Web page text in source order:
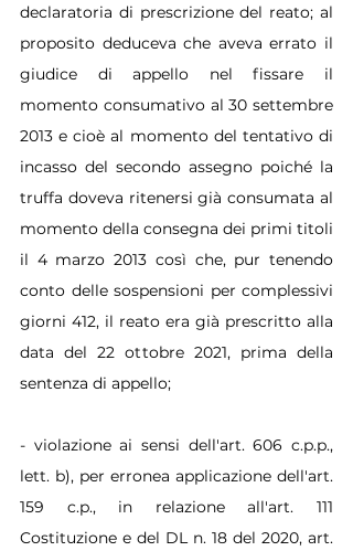
declaratoria di prescrizione del reato; al
proposito deduceva che aveva errato il
giudice di appello nel fissare il
momento consumativo al 30 settembre
2013 e cioè al momento del tentativo di
incasso del secondo assegno poiché la
truffa doveva ritenersi già consumata al
momento della consegna dei primi titoli
il 4 marzo 2013 così che, pur tenendo
conto delle sospensioni per complessivi
giorni 412, il reato era già prescritto alla
data del 22 ottobre 2021, prima della
sentenza di appello;
- violazione ai sensi dell'art. 606 c.p.p.,
lett. b), per erronea applicazione dell'art.
159 c.p., in relazione all'art. 111
Costituzione e del DL n. 18 del 2020, art.